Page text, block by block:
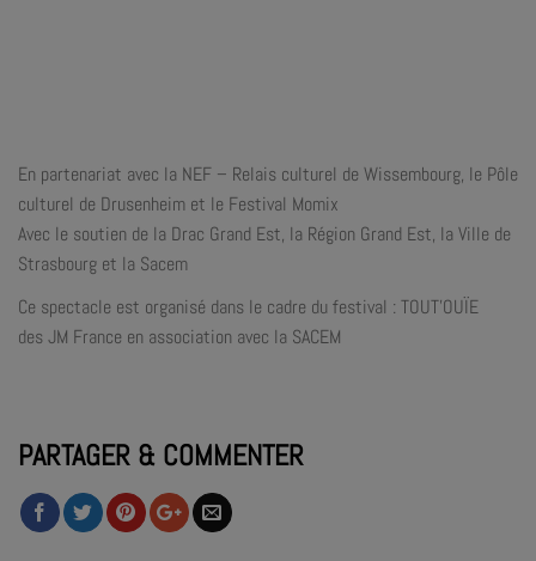
En partenariat avec la NEF – Relais culturel de Wissembourg, le Pôle
culturel de Drusenheim et le Festival Momix
Avec le soutien de la Drac Grand Est, la Région Grand Est, la Ville de
Strasbourg et la Sacem
Ce spectacle est organisé dans le cadre du festival : TOUT’OUÏE
des JM France en association avec la SACEM
PARTAGER & COMMENTER